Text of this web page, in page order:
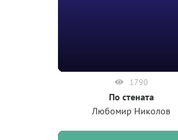
1790
По стената
Любомир Николов